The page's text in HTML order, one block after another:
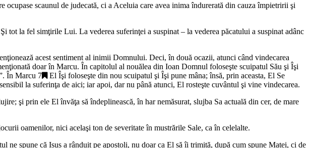
scaunul de judecată, ci a Aceluia care avea inima îndurerată din cauza împietririi şi
la fel simţirile Lui. La vederea suferinţei a suspinat – la vederea păcatului a suspinat adânc
acest sentiment al inimii Domnului. Deci, în două ocazii, atunci când vindecarea
doar în Marcu. În capitolul al nouălea din Ioan Domnul foloseşte scuipatul Său şi Îşi
În Marcu 7
El Îşi foloseşte din nou scuipatul şi Îşi pune mâna; însă, prin aceasta, El Se
la suferinţa de aici; iar apoi, dar nu până atunci, El rosteşte cuvântul şi vine vindecarea.
şi prin ele El învăţa să îndeplinească, în har nemăsurat, slujba Sa actuală din cer, de mare
oamenilor, nici acelaşi ton de severitate în mustrările Sale, ca în celelalte.
ne spune că Isus a rânduit pe apostoli, nu doar ca El să îi trimită, după cum spune Matei, ci de